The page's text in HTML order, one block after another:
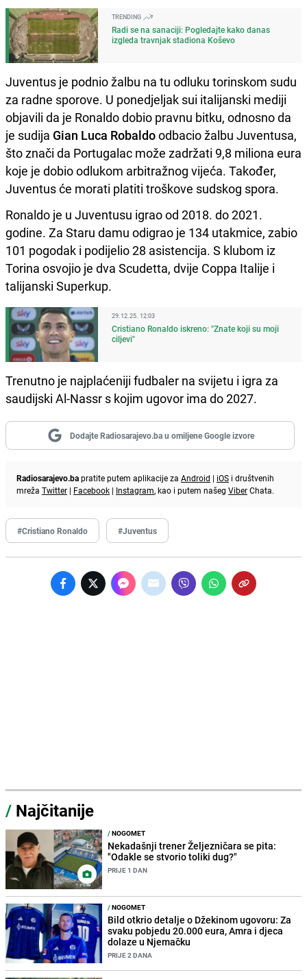
TRENDING
Radi se na sanaciji: Pogledajte kako danas
izgleda travnjak stadiona Koševo
Juventus je podnio žalbu na tu odluku torinskom sudu
za radne sporove. U ponedjeljak sui italijanski mediji
objavili da je Ronaldo dobio pravnu bitku, odnosno da
je sudija Gian Luca Robaldoodbacio žalbu Juventusa,
što znači da Portugalac može zadržati 9,8 miliona eura
koje je dobio odlukom arbitražnog vijeća. Također,
Juventus će morati platiti troškove sudskog spora.
Ronaldo je u Juventusu igrao od 2018. do 2021.
godine. Za Staru damu odigrao je 134 utakmice, zabio
101 pogodak i podijelio 28 asistencija. S klubom iz
Torina osvojio je dva Scudetta, dvije Coppa Italije i
talijanski Superkup.
29.12.25. 12:03
Cristiano Ronaldo iskreno: "Znate koji su moji
ciljevi"
Trenutno je najplaćeniji fudbaler na svijetu i igra za
saudijski Al-Nassr s kojim ugovor ima do 2027.
Dodajte Radiosarajevo.ba u omiljene Google izvore
Radiosarajevo.bapratite putem aplikacije za Android | iOS i društvenih
mreža Twitter | Facebook | Instagram, kao i putem našeg ViberChata.
#Cristiano Ronaldo #Juventus
/ Najčitanije
/NOGOMET
Nekadašnji trener Željezničara se pita:
"Odakle se stvorio toliki dug?"
PRIJE 1 DAN
/NOGOMET
Bild otkrio detalje o Džekinom ugovoru: Za
svaku pobjedu 20.000 eura, Amra i djeca
dolaze u Njemačku
PRIJE 2 DANA